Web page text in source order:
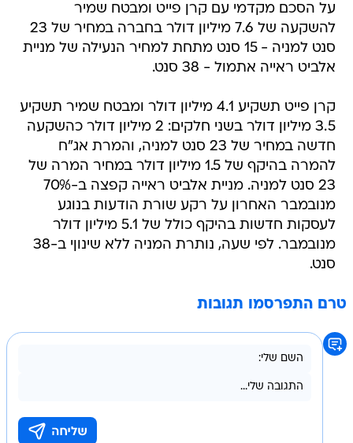
על הסכם מקדמי עם קרן פייט ומבטח שמיר
להשקעה של 7.6 מיליון דולר בחברה במחיר של 23
סנט למניה - 15 סנט מתחת למחיר הנעילה של מניית
אלביט ראייה אתמול - 38 סנט.
קרן פייט תשקיע 4.1 מיליון דולר ומבטח שמיר תשקיע
3.5 מיליון דולר בשני חלקים: 2 מיליון דולר כהשקעה
חדשה במחיר של 23 סנט למניה, והמרת אג"ח
להמרה בהיקף של 1.5 מיליון דולר במחיר המרה של
23 סנט למניה. מניית אלביט ראייה קפצה ב-70%
מנובמבר האחרון על רקע שורת הודעות בנוגע
לעסקות חדשות בהיקף כולל של 5.1 מיליון דולר
מנובמבר. לפי שעה, נותרת המניה ללא שינוןי ב-38
סנט.
טרם התפרסמו תגובות